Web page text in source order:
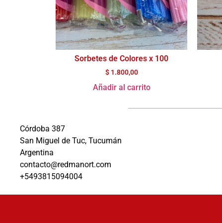
Sorbetes de Colores x 100
$1.800,00
Añadir al carrito
Córdoba 387
San Miguel de Tuc, Tucumán
Argentina
contacto@redmanort.com
+5493815094004